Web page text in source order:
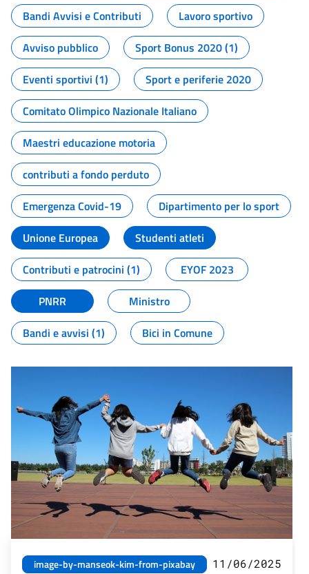
Bandi Avvisi e Contributi
Lavoro sportivo
Avviso pubblico
Sport Bonus 2020 (1)
Eventi sportivi (1)
Sport e periferie 2020
Comitato Olimpico Nazionale Italiano
Maestri educazione motoria
contributi a fondo perduto
Emergenza Covid-19
Dipartimento per lo sport
Unione Europea
Studenti atleti
Contributi e patrocini (1)
EYOF 2023
PNRR
Ministro
Bandi e avvisi (1)
Bici in Comune
image-by-manseok-kim-from-pixabay 11/06/2025